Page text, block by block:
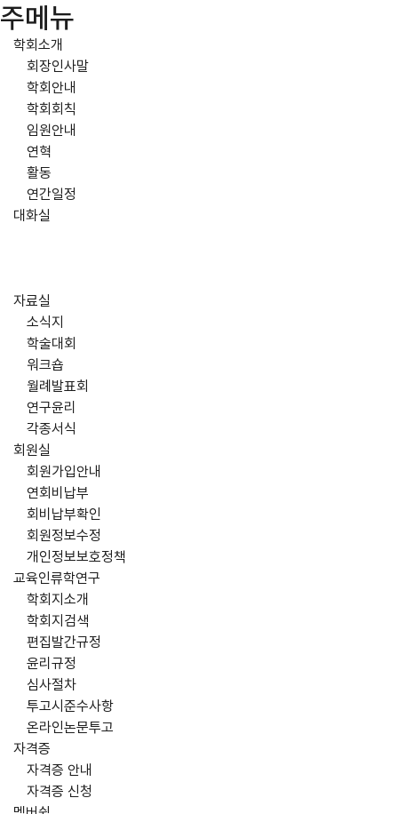
주메뉴
학회소개
회장인사말
학회안내
학회회칙
임원안내
연혁
활동
연간일정
대화실
자료실
소식지
학술대회
워크숍
월례발표회
연구윤리
각종서식
회원실
회원가입안내
연회비납부
회비납부확인
회원정보수정
개인정보보호정책
교육인류학연구
학회지소개
학회지검색
편집발간규정
윤리규정
심사절차
투고시준수사항
온라인논문투고
자격증
자격증 안내
자격증 신청